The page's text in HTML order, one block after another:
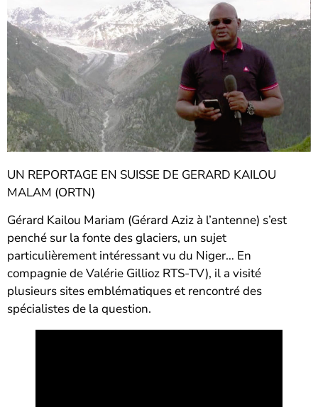
UN REPORTAGE EN SUISSE DE GERARD KAILOU
MALAM (ORTN)
Gérard Kailou Mariam (Gérard Aziz à l’antenne) s’est
penché sur la fonte des glaciers, un sujet
particulièrement intéressant vu du Niger… En
compagnie de Valérie Gillioz RTS-TV), il a visité
plusieurs sites emblématiques et rencontré des
spécialistes de la question.